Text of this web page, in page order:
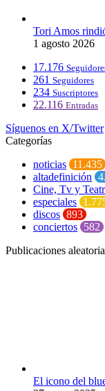
Tori Amos
1 agosto 2026
17.176
261 Seguidores
234 Suscriptores
22.116 Entradas
Síguenos en X/Twitter
Categorías
noticias 11.435
altadefinición
Cine, Tv y
especiales
discos 893
conciertos 582
Publicaciones
El icono del